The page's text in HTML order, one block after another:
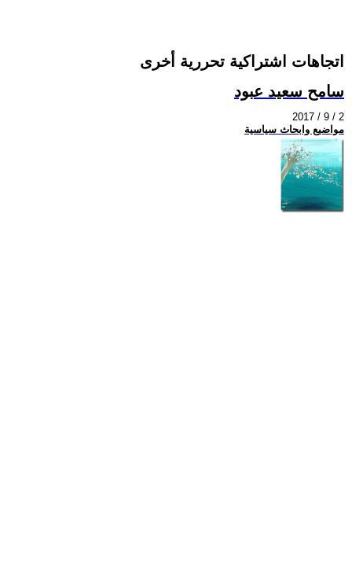
اتجاهات اشتراكية تحررية أخرى
سامح سعيد عبود
2017 / 9 / 2
مواضيع وابحاث سياسية